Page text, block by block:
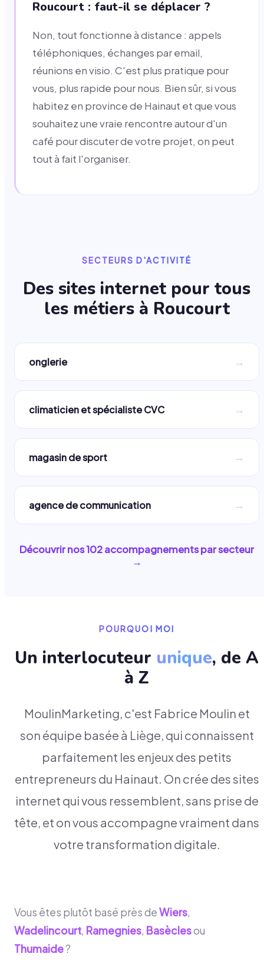
Roucourt : faut-il se déplacer ?
Non, tout fonctionne à distance : appels
téléphoniques, échanges par email,
réunions en visio. C'est plus pratique pour
vous, plus rapide pour nous. Bien sûr, si vous
habitez en province de Hainaut et que vous
souhaitez une vraie rencontre autour d'un
café pour discuter de votre projet, on peut
tout à fait l'organiser.
SECTEURS D'ACTIVITÉ
Des sites internet pour tous
les métiers à Roucourt
onglerie →
climaticien et spécialiste CVC →
magasin de sport →
agence de communication →
Découvrir nos102accompagnements par secteur
→
POURQUOI MOI
Un interlocuteur unique, de A
à Z
MoulinMarketing, c'est Fabrice Moulin et
son équipe basée à Liège, qui connaissent
parfaitement les enjeux des petits
entrepreneurs du Hainaut. On crée des sites
internet qui vous ressemblent, sans prise de
tête, et on vous accompagne vraiment dans
votre transformation digitale.
Vous êtes plutôt basé près deWiers,
Wadelincourt, Ramegnies, Basèclesou
Thumaide?